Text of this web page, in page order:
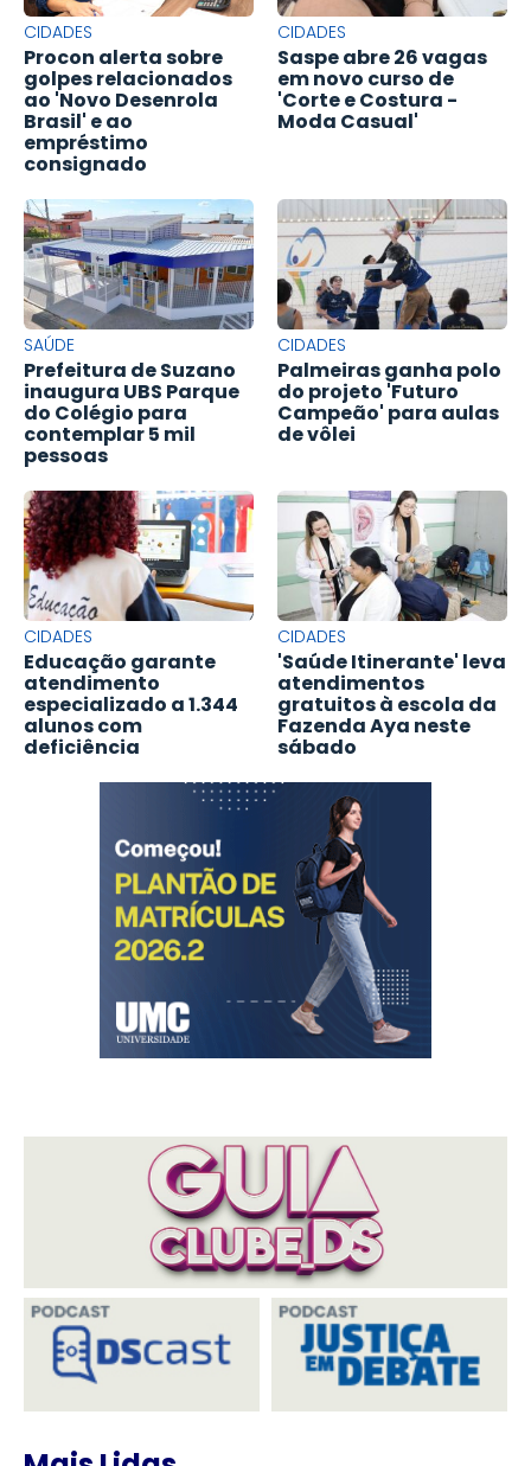
CIDADES
Procon alerta sobre
golpes relacionados
ao 'Novo Desenrola
Brasil' e ao
empréstimo
consignado
CIDADES
Saspe abre 26 vagas
em novo curso de
'Corte e Costura -
Moda Casual'
SAÚDE
Prefeitura de Suzano
inaugura UBS Parque
do Colégio para
contemplar 5 mil
pessoas
CIDADES
Palmeiras ganha polo
do projeto 'Futuro
Campeão' para aulas
de vôlei
CIDADES
Educação garante
atendimento
especializado a 1.344
alunos com
deficiência
CIDADES
'Saúde Itinerante' leva
atendimentos
gratuitos à escola da
Fazenda Aya neste
sábado